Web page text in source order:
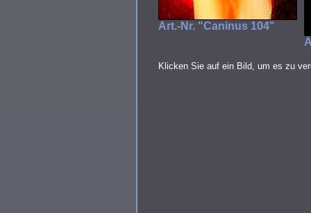
Art.-Nr. "Caninus 104"
Klicken Sie auf ein Bild, um es zu